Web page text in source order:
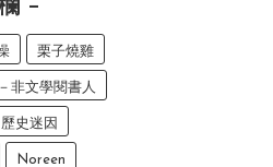
栗子燒雞
非文學閱書人
歷史迷因
Noreen